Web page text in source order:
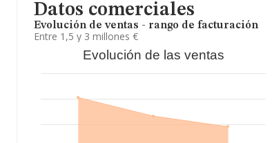
Datos comerciales
Evolución de ventas - rango de facturación
Entre 1,5 y 3 millones €
Evolución de las ventas